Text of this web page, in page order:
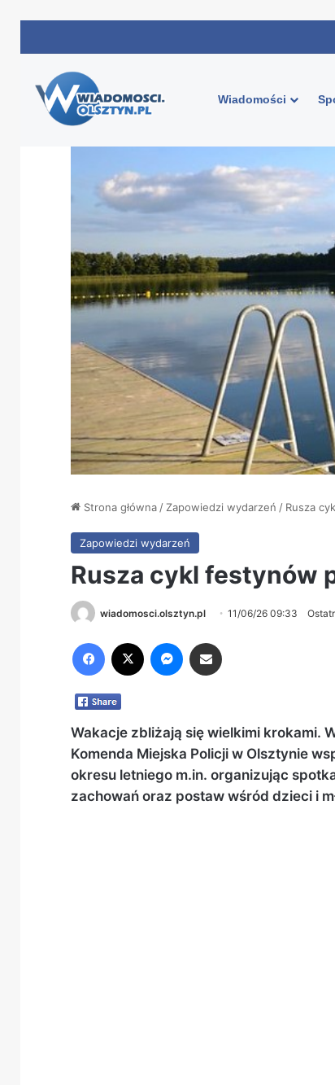
Wiadomości
Strona główna/Zapowiedzi wydarzeń / Rusza
Zapowiedzi wydarzeń
Rusza cykl festynów
wiadomosci.olsztyn.pl 11/06/26 09:33
Wakacje zbliżają się wielkimi krokami.
Komenda Miejska Policji w Olsztynie
okresu letniego m.in. organizując
zachowań oraz postaw wśród dzieci i